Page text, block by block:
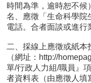
時間為準，逾時恕不候
名、應徵「生命科學院
電話。合者面談或進行
二、採線上應徵或紙
（網址：http://
單/行政人力組/職員』
者資料表（由應徵人填